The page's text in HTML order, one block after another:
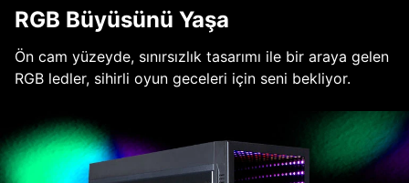
RGB Büyüsünü Yaşa
Ön cam yüzeyde, sınırsızlık tasarımı ile bir araya gelen
RGB ledler, sihirli oyun geceleri için seni bekliyor.